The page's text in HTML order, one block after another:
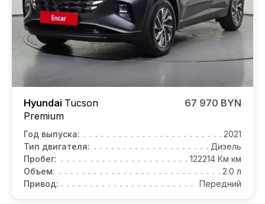
Hyundai Tucson
Premium
67 970 BYN
Год выпуска:
2021
Тип двигателя:
Дизель
Пробег:
122214 Км км
Объем:
2.0 л
Привод:
Передний